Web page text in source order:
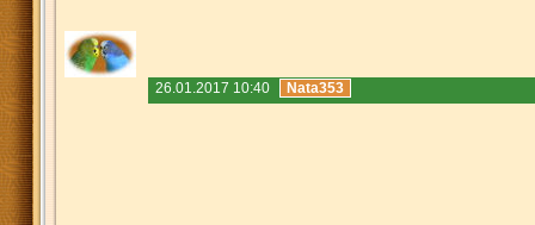
26.01.2017 10:40 Nata353